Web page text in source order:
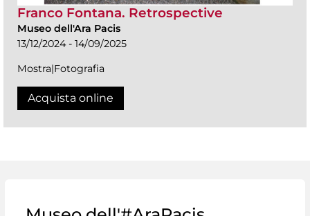
Franco Fontana. Retrospective
Museo dell'Ara Pacis
13/12/2024 - 14/09/2025
Mostra|Fotografia
Acquista online